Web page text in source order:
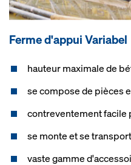
Ferme d'ap­pui Va­ria­bel
hauteur maximale de
se compose de pièces
contreventement facile
se monte et se
vaste gamme